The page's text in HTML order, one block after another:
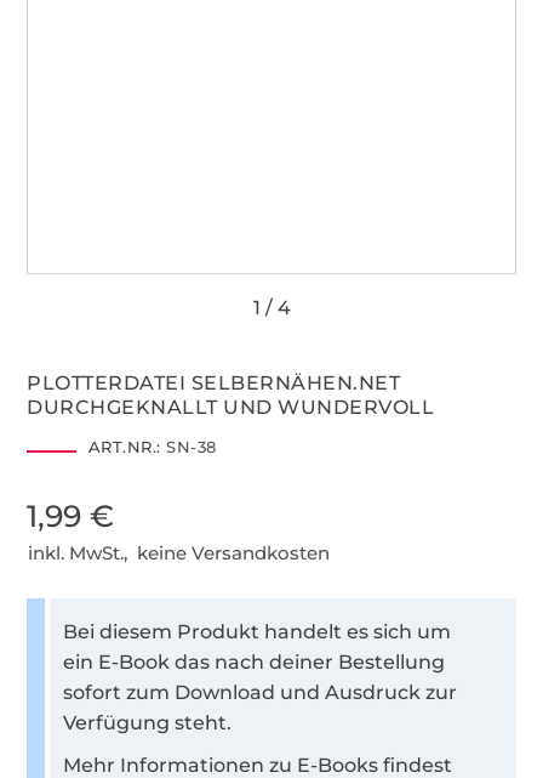
PLOTTERDATEI SELBERNÄHEN.NET
DURCHGEKNALLT UND WUNDERVOLL
ART.NR.: SN-38
1,99 €
inkl. MwSt., keine Versandkosten
Bei diesem Produkt handelt es sich um
ein E-Book das nach deiner Bestellung
sofort zum Download und Ausdruck zur
Verfügung steht.
Mehr Informationen zu E-Books findest